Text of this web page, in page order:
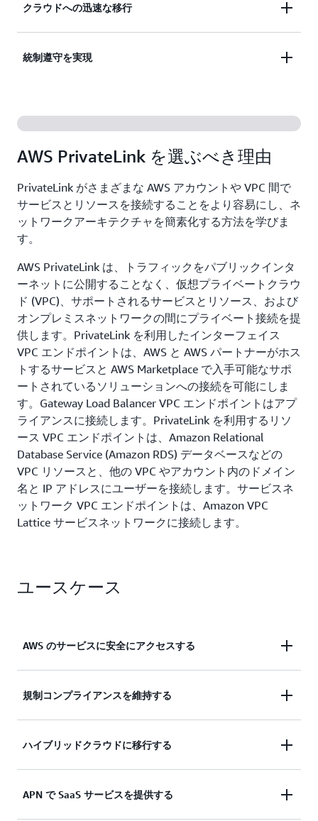
簡素化されたネットワークとファイアウォールの管
クラウドへの迅速な移行
PrivateLink と AWS Direct Connect または VPN を組
統制遵守を実現
AWS PrivateLink を選ぶべき理由
PrivateLink がさまざまな AWS アカウントや VPC 間で
サービスとリソースを接続することをより容易にし、ネ
ットワークアーキテクチャを簡素化する方法を学びま
す。
AWS PrivateLink は、トラフィックをパブリックインタ
ーネットに公開することなく、仮想プライベートクラウ
ド (VPC)、サポートされるサービスとリソース、および
オンプレミスネットワークの間にプライベート接続を提
供します。PrivateLink を利用したインターフェイス
VPC エンドポイントは、AWS と AWS パートナーがホス
トするサービスと AWS Marketplace で入手可能なサポ
ートされているソリューションへの接続を可能にしま
す。Gateway Load Balancer VPC エンドポイントはアプ
ライアンスに接続します。PrivateLink を利用するリソ
ース VPC エンドポイントは、Amazon Relational
Database Service (Amazon RDS) データベースなどの
VPC リソースと、他の VPC やアカウント内のドメイン
名と IP アドレスにユーザーを接続します。サービスネ
ットワーク VPC エンドポイントは、Amazon VPC
Lattice サービスネットワークに接続します。
ユースケース
AWS のサービスに安全にアクセスする
VPC から、およびオンプレミスで、AWS のサービ
規制コンプライアンスを維持する
顧客記録などの機密データがインターネットを通過
ハイブリッドクラウドに移行する
オンプレミスのアプリケーションとデータを AWS
APN で SaaS サービスを提供する